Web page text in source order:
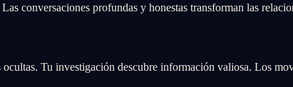
conversaciones profundas y honestas transforman las
Tu investigación descubre información valiosa. Los